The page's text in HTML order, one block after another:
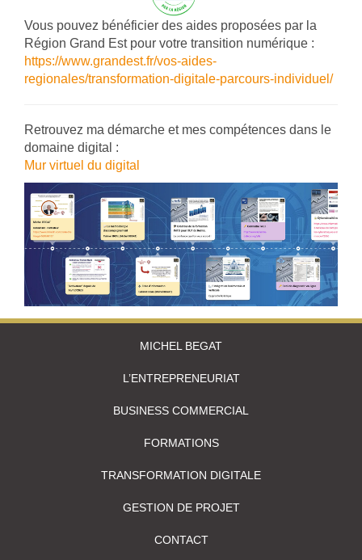
Vous pouvez bénéficier des aides proposées par la
Région Grand Est pour votre transition numérique :
https://www.grandest.fr/vos-aides-
regionales/transformation-digitale-parcours-individuel/
Retrouvez ma démarche et mes compétences dans le
domaine digital :
Mur virtuel du digital
MICHEL BEGAT
L’ENTREPRENEURIAT
BUSINESS COMMERCIAL
FORMATIONS
TRANSFORMATION DIGITALE
GESTION DE PROJET
CONTACT